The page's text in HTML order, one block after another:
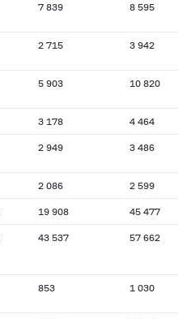
7 839 8 595
2 715 3 942
5 903 10 820
3 178 4 464
2 949 3 486
2 086 2 599
19 908 45 477
43 537 57 662
853 1 030